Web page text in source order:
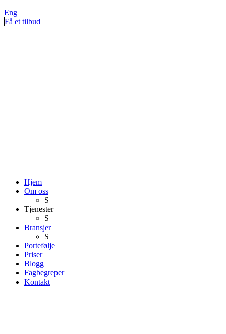
Eng
Få et tilbud
Hjem
Om oss
S
Tjenester
S
Bransjer
S
Portefølje
Priser
Blogg
Fagbegreper
Kontakt